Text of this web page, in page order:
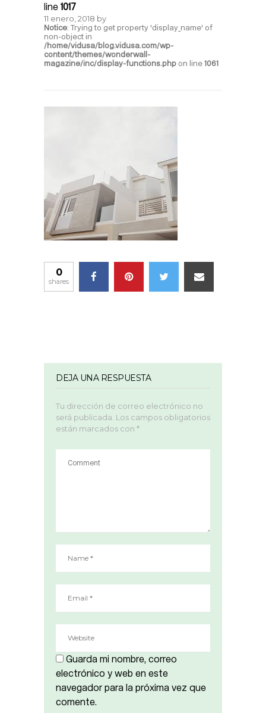
line 1017
11 enero, 2018 by
Notice: Trying to get property 'display_name' of
non-object in
/home/vidusa/blog.vidusa.com/wp-
content/themes/wonderwall-
magazine/inc/display-functions.php on line 1061
0
shares
DEJA UNA RESPUESTA
Tu dirección de correo electrónico no
será publicada. Los campos obligatorios
están marcados con *
Guarda mi nombre, correo
electrónico y web en este
navegador para la próxima vez que
comente.